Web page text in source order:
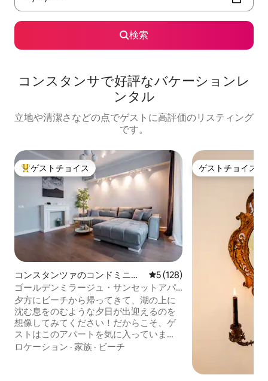
検索
コンスタンサで好評なバケーションレ
ンタル
立地や清潔さなどの点でゲストに高評価のリスティング
です。
大好評のゲストチョイスです。
ゲストチョイス
コンスタンツァのコンドミニア
ム
レビュー128件、5つ星中5つ
5 (128)
ゴールデンミラージュ・サンセットアパ
ートメント
夕方にビーチから帰ってきて、湖の上に
沈む息をのむような夕日が出迎えるのを
想像してみてください！だからこそ、ゲ
ストはこのアパートを気に入っていま
す。ママイア中心部に位置し、海まで徒
ロケーション · 家族 · ビーチ
ゲストチョイス
ゲストチョイス